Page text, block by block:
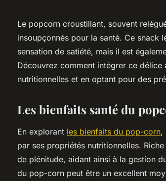
Le popcorn croustillant, souvent
insoupçonnés pour la santé. Ce snack
sensation de satiété, mais il est
Découvrez comment intégrer ce
nutritionnelles et en optant pour des
Les bienfaits santé du
En explorant les bienfaits du pop-corn,
par ses propriétés nutritionnelles.
de plénitude, aidant ainsi à la gestion
du pop-corn peut être un excellent